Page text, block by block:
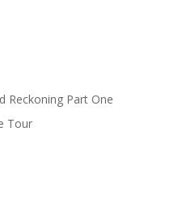
Reckoning Part One
Tour